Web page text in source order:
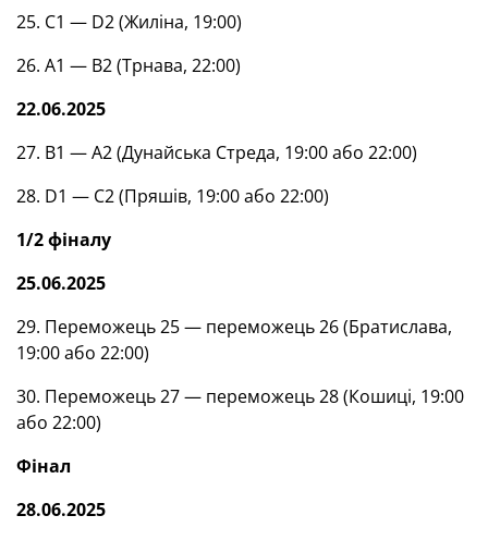
25. С1 — D2 (Жиліна, 19:00)
26. А1 — В2 (Трнава, 22:00)
22.06.2025
27. В1 — А2 (Дунайська Стреда, 19:00 або 22:00)
28. D1 — С2 (Пряшів, 19:00 або 22:00)
1/2 фіналу
25.06.2025
29. Переможець 25 — переможець 26 (Братислава,
19:00 або 22:00)
30. Переможець 27 — переможець 28 (Кошиці, 19:00
або 22:00)
Фінал
28.06.2025